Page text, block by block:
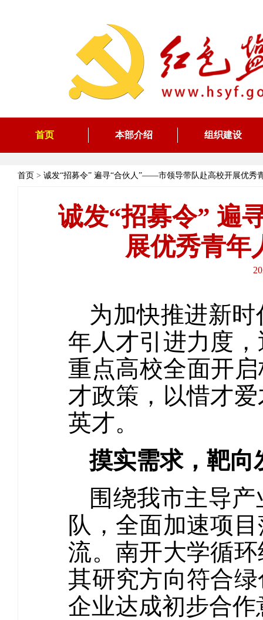
首页 本部介绍 组织建设
首页 > 诚发“招募令” 遍寻“合伙人”——市领导带队赴高校开展优秀
诚发“招募令” 遍
展优秀青年
为加快推进新
年人才引进力度
重点高校全面开
才政策，以惜才
英才。
摸实需求，靶向
围绕我市主导
队，全面加速项
流。南开大学循
其研究方向符合
企业达成初步合作